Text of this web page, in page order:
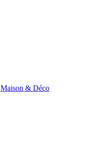
Maison & Déco